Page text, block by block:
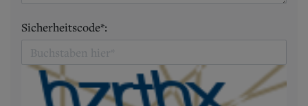
Sicherheitscode*: